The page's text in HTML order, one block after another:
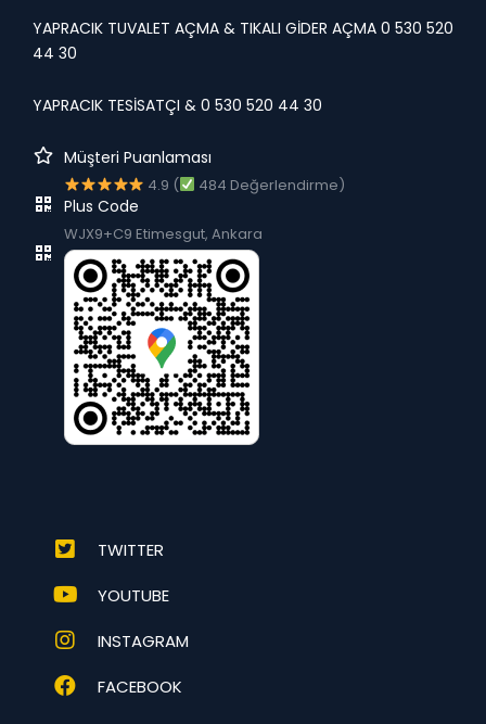
YAPRACIK TUVALET AÇMA & TIKALI GİDER AÇMA 0 530 520
44 30
YAPRACIK TESİSATÇI & 0 530 520 44 30
Müşteri Puanlaması
4.9 ( 484 Değerlendirme)
Plus Code
WJX9+C9 Etimesgut, Ankara
TWITTER
YOUTUBE
INSTAGRAM
FACEBOOK